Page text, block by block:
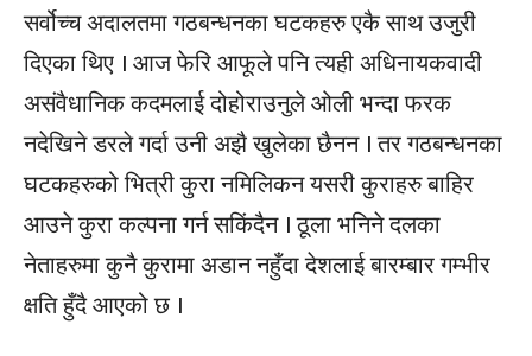
सर्वोच्च अदालतमा गठबन्धनका घटकहरु एकै साथ उजुरी
दिएका थिए । आज फेरि आफूले पनि त्यही अधिनायकवादी
असंवैधानिक कदमलाई दोहोराउनुले ओली भन्दा फरक
नदेखिने डरले गर्दा उनी अझै खुलेका छैनन । तर गठबन्धनका
घटकहरुको भित्री कुरा नमिलिकन यसरी कुराहरु बाहिर
आउने कुरा कल्पना गर्न सकिंदैन । ठूला भनिने दलका
नेताहरुमा कुनै कुरामा अडान नहुँदा देशलाई बारम्बार गम्भीर
क्षति हुँदै आएको छ ।